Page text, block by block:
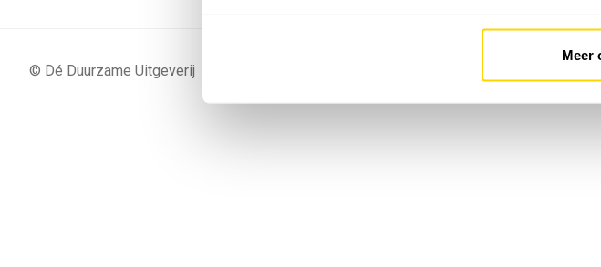
Meer
© Dé Duurzame Uitgeverij